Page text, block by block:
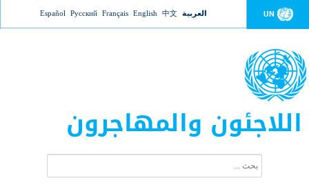
Jump to navigation UN العربية 中文
English
Français
Русский
Español
اللاجئون والمهاجرون
ب